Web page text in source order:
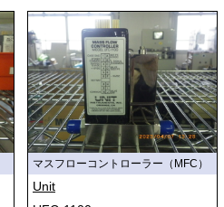
マスフローコントローラー（MFC）
Unit